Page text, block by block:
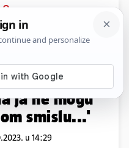
Komentari
Zvonimiru i
ja ne mogu
smislu...'
u 14:29